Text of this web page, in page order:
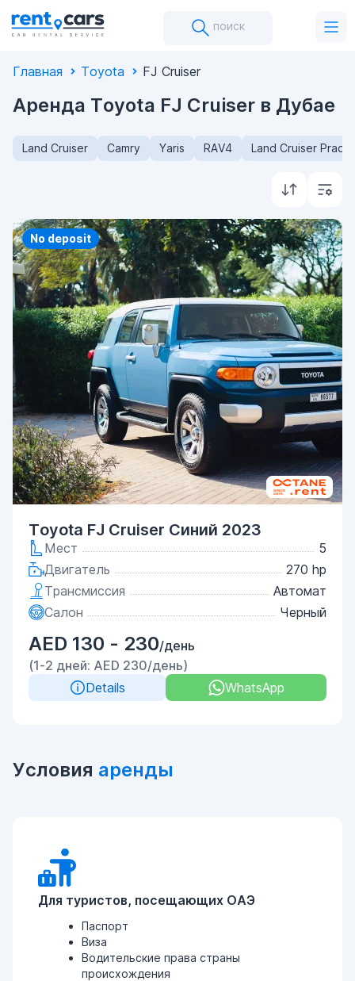
поиск
Главная Toyota FJ Cruiser
Аренда Toyota FJ Cruiser в Дубае
Land Cruiser Camry Yaris RAV4 Land Cruiser Prado
Priority
No deposit
Toyota FJ Cruiser Синий 2023
Мест
5
Двигатель
270 hp
Трансмиссия
Автомат
Салон
Черный
AED 130 - 230/день
(1-2 дней: AED 230/день)
Details
WhatsApp
Условия аренды
Для туристов, посещающих ОАЭ
Паспорт
Виза
Водительские права страны
происхождения